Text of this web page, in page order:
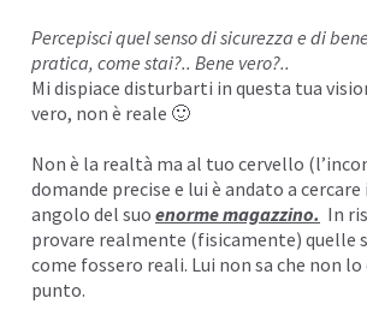
Percepisci quel senso di sicurezza e di
pratica, come stai?.. Bene vero?..
Mi dispiace disturbarti in questa tua
vero, non è reale 🙂
Non è la realtà ma al tuo cervello (l’
domande precise e lui è andato a cercare
angolo del suo enorme magazzino. In
provare realmente (fisicamente) quelle
come fossero reali. Lui non sa che non lo
punto.